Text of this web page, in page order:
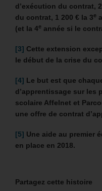
d’exécution du contrat,
du contrat, 1 200 € la 3e
(et la 4e année si le
[3] Cette extension
le début de la crise du
[4] Le but est que
d’apprentissage sur les
scolaire Affelnet et
une offre de contrat
[5] Une aide au premier
en place en 2018.
Partagez cette histoire